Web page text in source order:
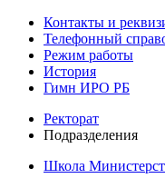
Контакты и
Телефонный
Режим работы
История
Гимн ИРО РБ
Ректорат
Подразделения
Школа